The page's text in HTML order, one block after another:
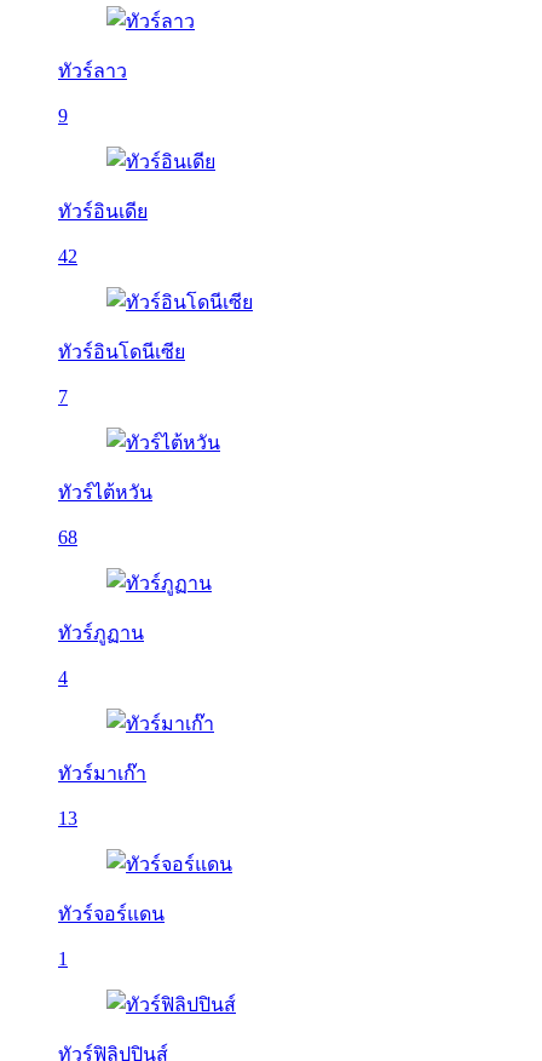
ทัวร์ลาว
9
ทัวร์อินเดีย
42
ทัวร์อินโดนีเซีย
7
ทัวร์ไต้หวัน
68
ทัวร์ภูฏาน
4
ทัวร์มาเก๊า
13
ทัวร์จอร์แดน
1
ทัวร์ฟิลิปปินส์